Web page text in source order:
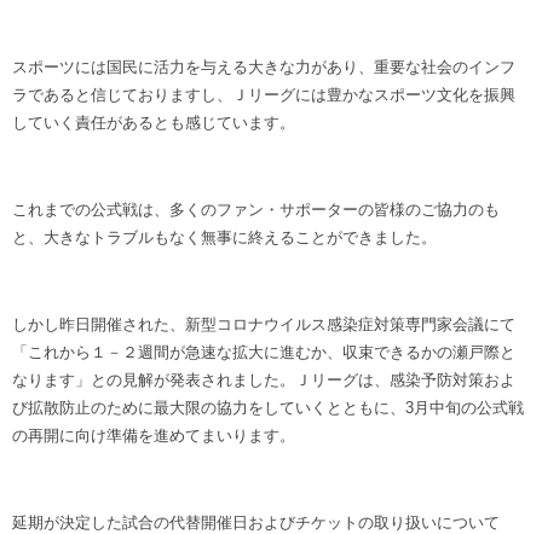
ニッパツ横浜FCシーガルズ
オリジナルビール
アカデミースタッフ
フェニックスクラブ
チアスクール
お問い合わせ
スポーツには国民に活力を与える大きな力があり、重要な社会のインフ
ラであると信じておりますし、Ｊリーグには豊かなスポーツ文化を振興
していく責任があるとも感じています。
これまでの公式戦は、多くのファン・サポーターの皆様のご協力のも
と、大きなトラブルもなく無事に終えることができました。
しかし昨日開催された、新型コロナウイルス感染症対策専門家会議にて
「これから１－２週間が急速な拡大に進むか、収束できるかの瀬戸際と
なります」との見解が発表されました。Ｊリーグは、感染予防対策およ
び拡散防止のために最大限の協力をしていくとともに、3月中旬の公式戦
の再開に向け準備を進めてまいります。
延期が決定した試合の代替開催日およびチケットの取り扱いについて